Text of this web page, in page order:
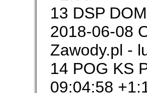
13 DSP
2018-06-08
Zawody.pl -
14 POG KS
09:04:58